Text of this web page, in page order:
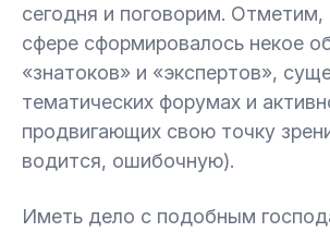
сегодня и поговорим. Отметим,
сфере сформировалось некое
«знатоков» и «экспертов»,
тематических форумах и
продвигающих свою точку
водится, ошибочную).
Иметь дело с подобным